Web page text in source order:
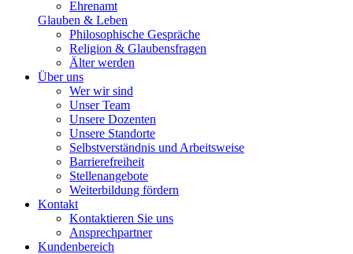
Ehrenamt
Glauben & Leben
Philosophische Gespräche
Religion & Glaubensfragen
Älter werden
Über uns
Wer wir sind
Unser Team
Unsere Dozenten
Unsere Standorte
Selbstverständnis und Arbeitsweise
Barrierefreiheit
Stellenangebote
Weiterbildung fördern
Kontakt
Kontaktieren Sie uns
Ansprechpartner
Kundenbereich